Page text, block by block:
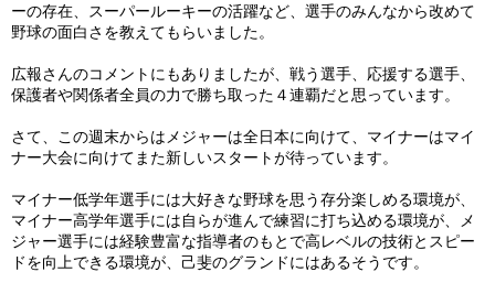
ーの存在、スーパールーキーの活躍など、選手のみんなから改めて
野球の面白さを教えてもらいました。
広報さんのコメントにもありましたが、戦う選手、応援する選手、
保護者や関係者全員の力で勝ち取った４連覇だと思っています。
さて、この週末からはメジャーは全日本に向けて、マイナーはマイ
ナー大会に向けてまた新しいスタートが待っています。
マイナー低学年選手には大好きな野球を思う存分楽しめる環境が、
マイナー高学年選手には自らが進んで練習に打ち込める環境が、メ
ジャー選手には経験豊富な指導者のもとで高レベルの技術とスピー
ドを向上できる環境が、己斐のグランドにはあるそうです。